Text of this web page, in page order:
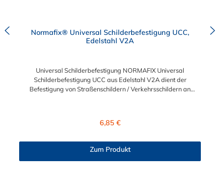
Normafix® Universal Schilderbefestigung UCC,
Edelstahl V2A
Universal Schilderbefestigung NORMAFIX Universal
Schilderbefestigung UCC aus Edelstahl V2A dient der
Befestigung von Straßenschildern / Verkehrsschildern an
einer maximalen Breite von 16 mm verwenden.
Regulärer Preis:
6,85 €
Zum Produkt